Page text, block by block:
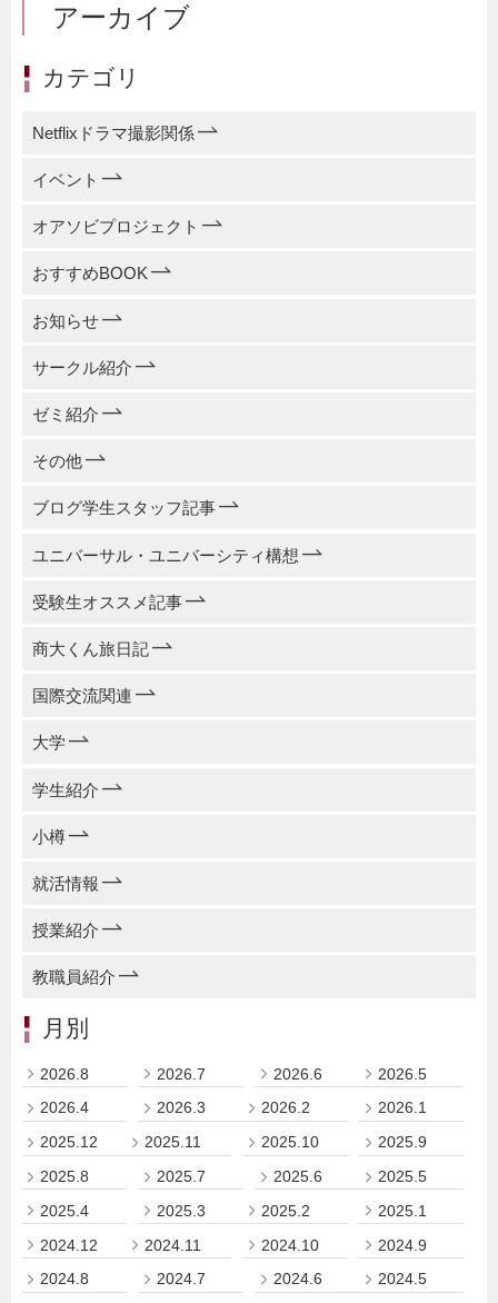
アーカイブ
カテゴリ
Netflixドラマ撮影関係
イベント
オアソビプロジェクト
おすすめBOOK
お知らせ
サークル紹介
ゼミ紹介
その他
ブログ学生スタッフ記事
ユニバーサル・ユニバーシティ構想
受験生オススメ記事
商大くん旅日記
国際交流関連
大学
学生紹介
小樽
就活情報
授業紹介
教職員紹介
月別
2026.8 2026.7 2026.6
2026.5
2026.4
2026.3 2026.2
2026.1
2025.12
2025.11 2025.10
2025.9
2025.8
2025.7 2025.6
2025.5
2025.4
2025.3 2025.2
2025.1
2024.12
2024.11 2024.10
2024.9
2024.8
2024.7 2024.6
2024.5